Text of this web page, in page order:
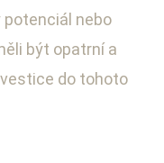
nebo
být opatrní a
do tohoto